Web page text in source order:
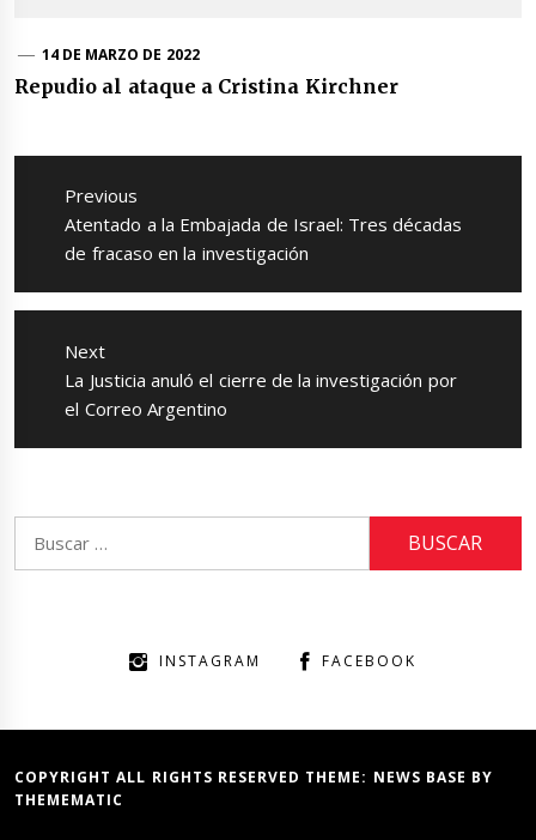
14 DE MARZO DE 2022
Repudio al ataque a Cristina Kirchner
Navegación
entradas
Previous
Previous
post:
Atentado a la Embajada de Israel: Tres décadas
de fracaso en la investigación
Next
Next
post:
La Justicia anuló el cierre de la investigación por
el Correo Argentino
INSTAGRAM FACEBOOK
COPYRIGHT ALL RIGHTS RESERVED THEME: NEWS BASE BY
THEMEMATIC